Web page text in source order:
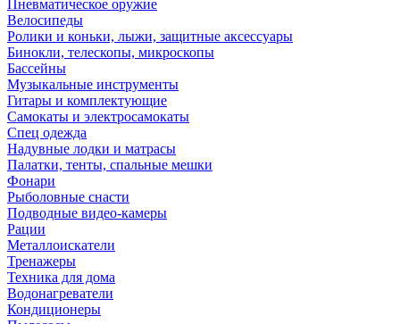
Пневматическое оружие
Велосипеды
Ролики и коньки, лыжи, защитные аксессуары
Бинокли, телескопы, микроскопы
Бассейны
Музыкальные инструменты
Гитары и комплектующие
Самокаты и электросамокаты
Спец одежда
Надувные лодки и матрасы
Палатки, тенты, спальные мешки
Фонари
Рыболовные снасти
Подводные видео-камеры
Рации
Металлоискатели
Тренажеры
Техника для дома
Водонагреватели
Кондиционеры